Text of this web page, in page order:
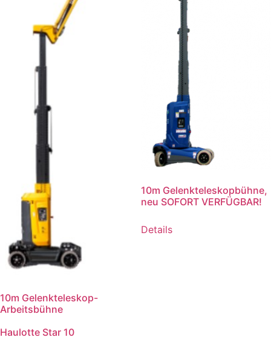
10m Gelenkteleskop-
Arbeitsbühne
Haulotte Star 10
10m Gelenkteleskopbühne,
neu SOFORT VERFÜGBAR!
Details